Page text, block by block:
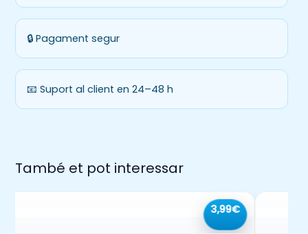
🔒 Pagament segur
📧 Suport al client en 24–48 h
També et pot interessar
3,99€